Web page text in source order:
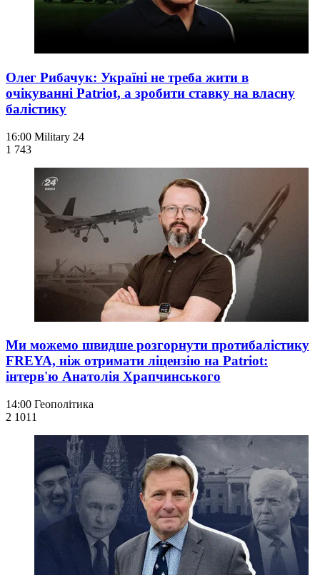
Олег Рибачук: Україні не треба жити в
очікуванні Patriot, а зробити ставку на власну
балістику
16:00 Military 24
1 743
Ми можемо швидше розгорнути протибалістику
FREYA, ніж отримати ліцензію на Patriot:
інтерв'ю Анатолія Храпчинського
14:00 Геополітика
2 101 1